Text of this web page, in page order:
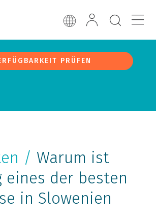
PRÜFEN
/ Warum ist
eines der besten
in Slowenien